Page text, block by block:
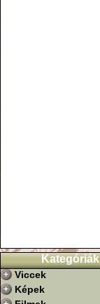
Kategóriák
Viccek
Képek